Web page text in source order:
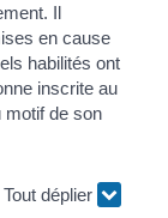
Il
en cause
habilités ont
inscrite au
motif de son
Tout déplier